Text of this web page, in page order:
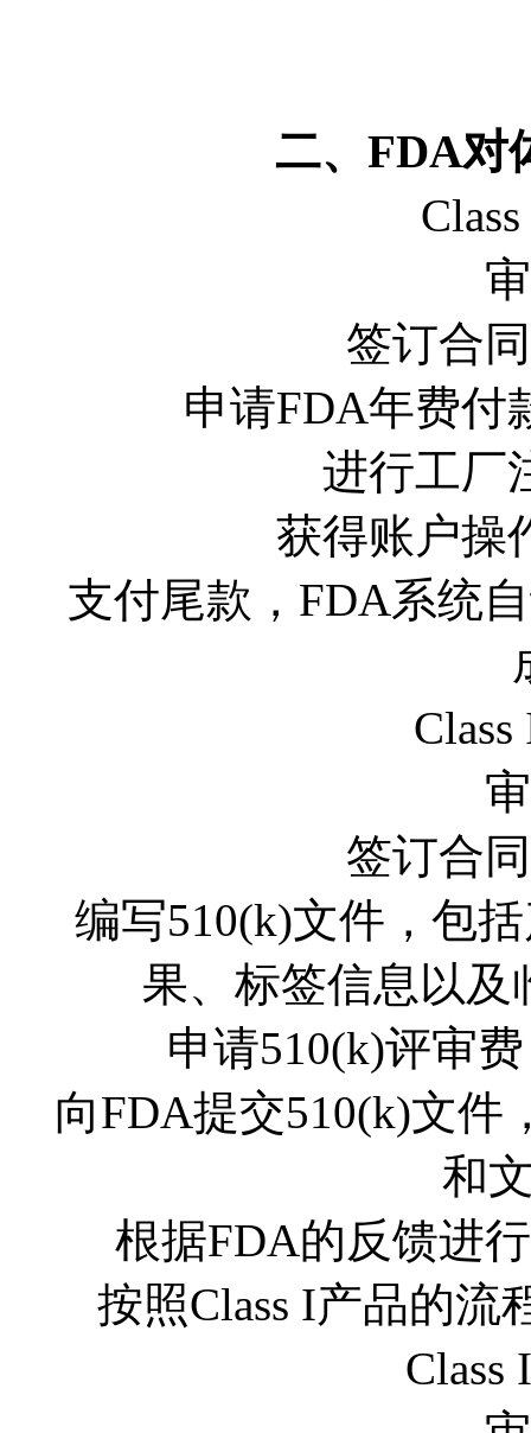
二、FDA对
签订合
申请FDA年费付
进行工厂
获得账户操
支付尾款，FDA系统
签订合
编写510(k)文件，包
果、标签信息以及
申请510(k)评审
向FDA提交510(k)文件
和
根据FDA的反馈进
按照Class I产品的流
Class